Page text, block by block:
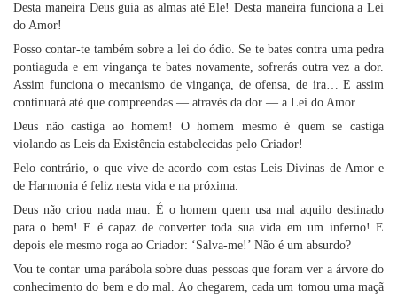
Desta maneira Deus guia as almas até Ele! Desta maneira funciona a Lei
do Amor!
Posso contar-te também sobre a lei do ódio. Se te bates contra uma pedra
pontiaguda e em vingança te bates novamente, sofrerás outra vez a dor.
Assim funciona o mecanismo de vingança, de ofensa, de ira… E assim
continuará até que compreendas — através da dor — a Lei do Amor.
Deus não castiga ao homem! O homem mesmo é quem se castiga
violando as Leis da Existência estabelecidas pelo Criador!
Pelo contrário, o que vive de acordo com estas Leis Divinas de Amor e
de Harmonia é feliz nesta vida e na próxima.
Deus não criou nada mau. É o homem quem usa mal aquilo destinado
para o bem! E é capaz de converter toda sua vida em um inferno! E
depois ele mesmo roga ao Criador: ‘Salva-me!’ Não é um absurdo?
Vou te contar uma parábola sobre duas pessoas que foram ver a árvore do
conhecimento do bem e do mal. Ao chegarem, cada um tomou uma maçã